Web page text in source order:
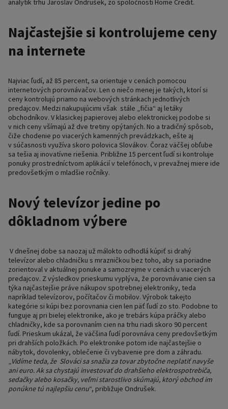
analytik trhu Jaroslav Ondrušek, zo spoločnosti Home Credit.
Najčastejšie si kontrolujeme ceny
na internete
Najviac ľudí, až 85 percent, sa orientuje v cenách pomocou
internetových porovnávačov. Len o niečo menej je takých, ktorí si
ceny kontrolujú priamo na webových stránkach jednotlivých
predajcov. Medzi nakupujúcimi však stále „fičia“ aj letáky
obchodníkov. V klasickej papierovej alebo elektronickej podobe si
v nich ceny všímajú až dve tretiny opýtaných. No a tradičný spôsob,
čiže chodenie po viacerých kamenných prevádzkach, ešte aj
v súčasnosti využíva skoro polovica Slovákov. Čoraz väčšej obľube
sa tešia aj inovatívne riešenia. Približne 15 percent ľudí si kontroluje
ponuky prostredníctvom aplikácií v telefónoch, v prevažnej miere ide
predovšetkým o mladšie ročníky.
Nový televízor jedine po
dôkladnom výbere
V dnešnej dobe sa naozaj už málokto odhodlá kúpiť si drahý
televízor alebo chladničku s mrazničkou bez toho, aby sa poriadne
zorientoval v aktuálnej ponuke a samozrejme v cenách u viacerých
predajcov. Z výsledkov prieskumu vyplýva, že porovnávanie cien sa
týka najčastejšie práve nákupov spotrebnej elektroniky, teda
napríklad televízorov, počítačov či mobilov. Výrobok takejto
kategórie si kúpi bez porovnania cien len päť ľudí zo sto. Podobne to
funguje aj pri bielej elektronike, ako je trebárs kúpa práčky alebo
chladničky, kde sa porovnaním cien na trhu riadi skoro 90 percent
ľudí. Prieskum ukázal, že väčšina ľudí porovnáva ceny predovšetkým
pri drahších položkách. Po elektronike potom ide najčastejšie o
nábytok, dovolenky, oblečenie či vybavenie pre dom a záhradu.
„Vidíme teda, že Slováci sa snažia za tovar zbytočne neplatiť navyše
ani euro. Ak sa chystajú investovať do drahšieho elektrospotrebiča,
sedačky alebo kosačky, veľmi starostlivo skúmajú, ktorý obchod im
ponúkne tú najlepšiu cenu“, približuje Ondrušek.